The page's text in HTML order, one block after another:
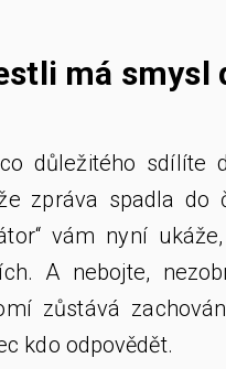
má smysl
důležitého sdílíte
zpráva spadla do
vám nyní
A nebojte,
zůstává
kdo odpovědět.